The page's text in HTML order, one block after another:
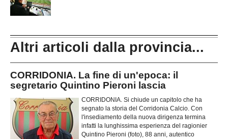
Altri articoli dalla provincia...
CORRIDONIA. La fine di un'epoca: il
segretario Quintino Pieroni lascia
CORRIDONIA. Si chiude un capitolo che ha
segnato la storia del Corridonia Calcio. Con
l'insediamento della nuova dirigenza termina
infatti la lunghissima esperienza del ragionier
Quintino Pieroni (foto), 88 anni, autentico